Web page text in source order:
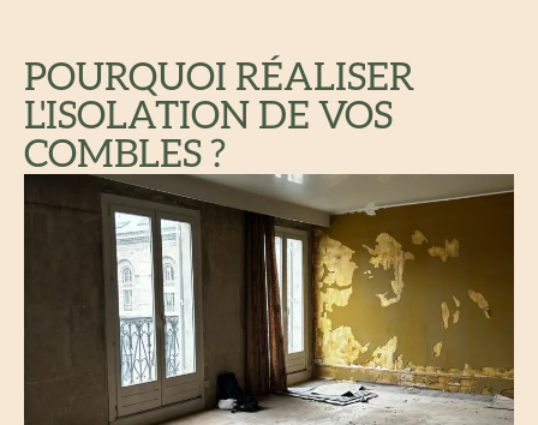
POURQUOI RÉALISER
L'ISOLATION DE VOS
COMBLES ?